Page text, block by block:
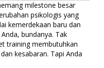
milestone besar
psikologis yang
kemerdekaan baru dan
bundanya. Tak
training membutuhkan
kesabaran. Tapi Anda